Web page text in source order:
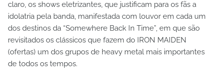
claro, os shows eletrizantes, que justificam para os fãs a
idolatria pela banda, manifestada com louvor em cada um
dos destinos da “Somewhere Back In Time”, em que são
revisitados os clássicos que fazem do IRON MAIDEN
(ofertas) um dos grupos de heavy metal mais importantes
de todos os tempos.